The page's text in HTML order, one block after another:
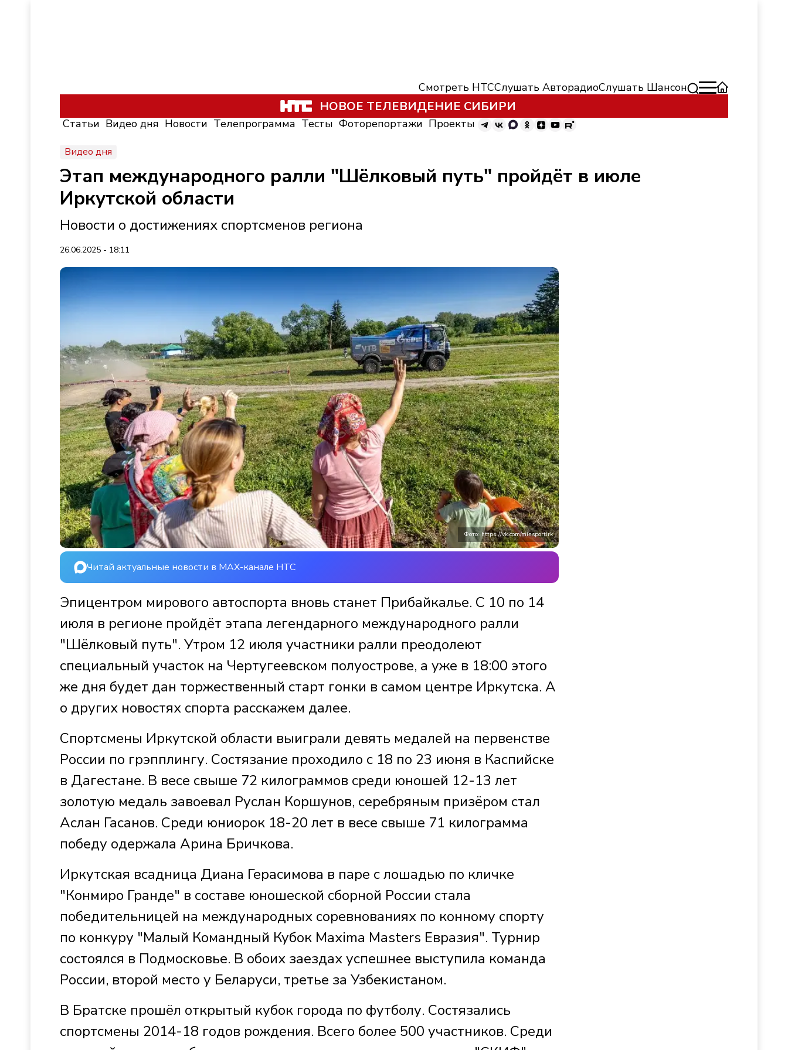
Смотреть НТССлушать АвторадиоСлушать Шансон
НОВОЕ ТЕЛЕВИДЕНИЕ СИБИРИ
Статьи Видео дня Новости Телепрограмма Тесты Фоторепортажи Проекты
Видео дня
Этап международного ралли "Шёлковый путь" пройдёт в июле
Иркутской области
Новости о достижениях спортсменов региона
26.06.2025 - 18:11
Фото: https://vk.com/minsportirk
Читай актуальные новости в MAX-канале НТС
Эпицентром мирового автоспорта вновь станет Прибайкалье. С 10 по 14
июля в регионе пройдёт этапа легендарного международного ралли
"Шёлковый путь". Утром 12 июля участники ралли преодолеют
специальный участок на Чертугеевском полуострове, а уже в 18:00 этого
же дня будет дан торжественный старт гонки в самом центре Иркутска. А
о других новостях спорта расскажем далее.
Спортсмены Иркутской области выиграли девять медалей на первенстве
России по грэпплингу. Состязание проходило с 18 по 23 июня в Каспийске
в Дагестане. В весе свыше 72 килограммов среди юношей 12-13 лет
золотую медаль завоевал Руслан Коршунов, серебряным призёром стал
Аслан Гасанов. Среди юниорок 18-20 лет в весе свыше 71 килограмма
победу одержала Арина Бричкова.
Иркутская всадница Диана Герасимова в паре с лошадью по кличке
"Конмиро Гранде" в составе юношеской сборной России стала
победительницей на международных соревнованиях по конному спорту
по конкуру "Малый Командный Кубок Maxima Masters Евразия". Турнир
состоялся в Подмосковье. В обоих заездах успешнее выступила команда
России, второй место у Беларуси, третье за Узбекистаном.
В Братске прошёл открытый кубок города по футболу. Состязались
спортсмены 2014-18 годов рождения. Всего более 500 участников. Среди